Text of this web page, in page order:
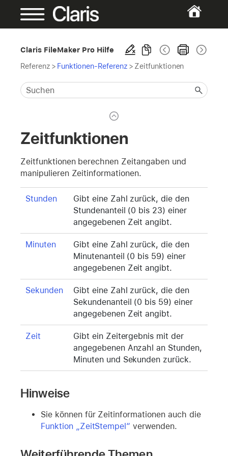
Claris FileMaker Pro Hilfe
Referenz > Funktionen-Referenz > Zeitfunktionen
Zeitfunktionen
Zeitfunktionen berechnen Zeitangaben und
manipulieren Zeitinformationen.
Stunden
Gibt eine Zahl zurück, die den
Stundenanteil (0 bis 23) einer
angegebenen Zeit angibt.
Minuten
Gibt eine Zahl zurück, die den
Minutenanteil (0 bis 59) einer
angegebenen Zeit angibt.
Sekunden
Gibt eine Zahl zurück, die den
Sekundenanteil (0 bis 59) einer
angegebenen Zeit angibt.
Zeit
Gibt ein Zeitergebnis mit der
angegebenen Anzahl an Stunden,
Minuten und Sekunden zurück.
Hinweise
Sie können für Zeitinformationen auch die
Funktion „ZeitStempel“ verwenden.